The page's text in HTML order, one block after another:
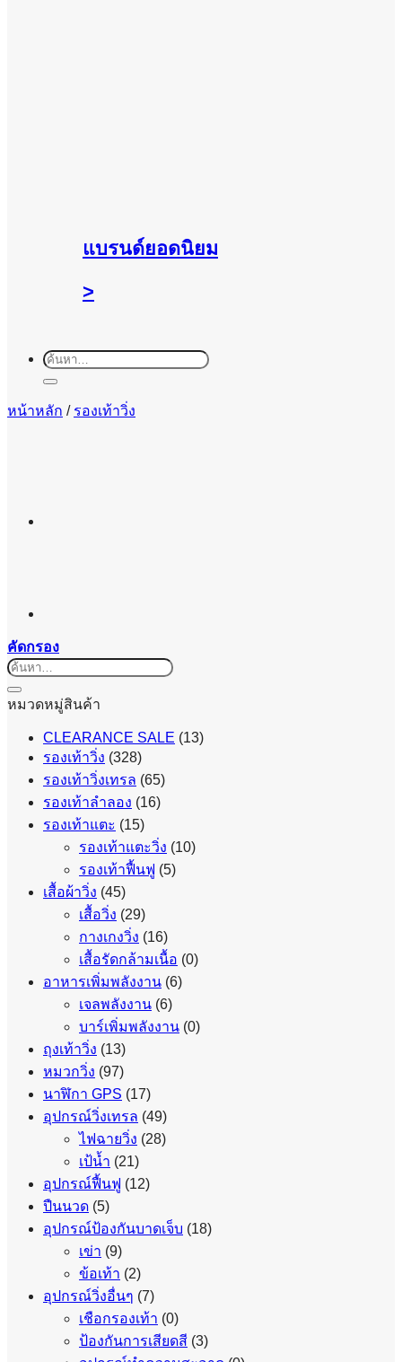
แบรนด์ยอดนิยม
>
ค้นหา:
หน้าหลัก / รองเท้าวิ่ง
คัดกรอง
ค้นหา:
หมวดหมู่สินค้า
CLEARANCE SALE (13)
รองเท้าวิ่ง (328)
รองเท้าวิ่งเทรล (65)
รองเท้าลำลอง (16)
รองเท้าแตะ (15)
รองเท้าแตะวิ่ง (10)
รองเท้าฟื้นฟู (5)
เสื้อผ้าวิ่ง (45)
เสื้อวิ่ง (29)
กางเกงวิ่ง (16)
เสื้อรัดกล้ามเนื้อ (0)
อาหารเพิ่มพลังงาน (6)
เจลพลังงาน (6)
บาร์เพิ่มพลังงาน (0)
ถุงเท้าวิ่ง (13)
หมวกวิ่ง (97)
นาฬิกา GPS (17)
อุปกรณ์วิ่งเทรล (49)
ไฟฉายวิ่ง (28)
เป้น้ำ (21)
อุปกรณ์ฟื้นฟู (12)
ปืนนวด (5)
อุปกรณ์ป้องกันบาดเจ็บ (18)
เข่า (9)
ข้อเท้า (2)
อุปกรณ์วิ่งอื่นๆ (7)
เชือกรองเท้า (0)
ป้องกันการเสียดสี (3)